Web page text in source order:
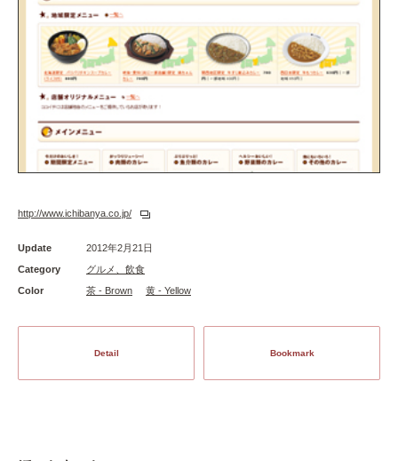
http://www.ichibanya.co.jp/
Update
2012年2月21日
Category
グルメ、飲食
Color
茶 - Brown 黄 - Yellow
Detail Bookmark